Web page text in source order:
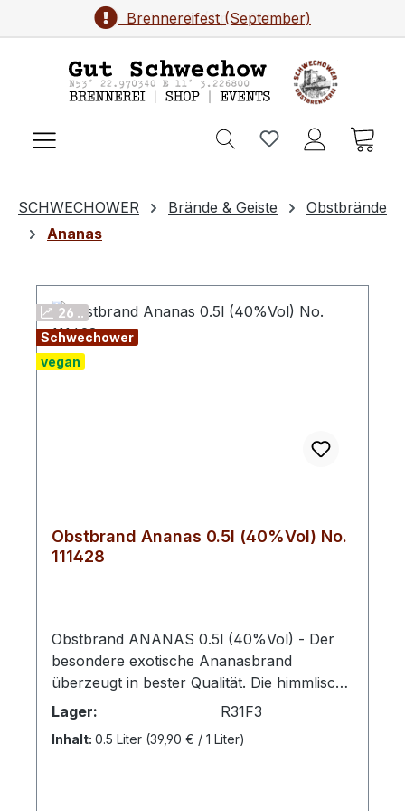
Zum Hauptinhalt springenBrennereifest (September)
SCHWECHOWER Brände & Geiste
Obstbrände
Ananas
26 ..
Schwechower
vegan
Obstbrand Ananas 0.5l (40%Vol) No.
111428
Obstbrand ANANAS 0.5l (40%Vol) - Der
besondere exotische Ananasbrand
überzeugt in bester Qualität. Die himmlisch
fruchtigen Eigenschaften der Ananas
animieren die Sinne und tragen das
Exotische direkt an den Gaumen.Nur 8
Lager: R31F3
Inhalt: 0.5 Liter (39,90 € / 1 Liter)